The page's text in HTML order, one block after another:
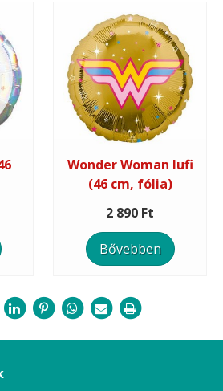
Wonder Woman lufi
(46 cm, fólia)
2 890 Ft
Bővebben